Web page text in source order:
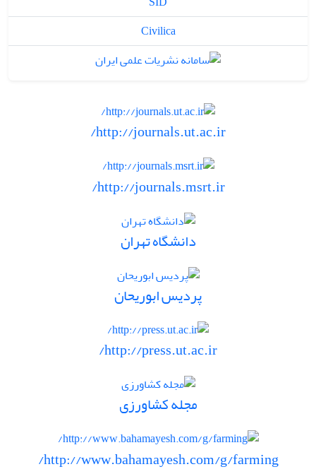
Civilica
http://journals.ut.ac.ir/
http://journals.msrt.ir/
دانشگاه تهران
پردیس ابوریحان
http://press.ut.ac.ir/
مجله کشاورزی
http://www.bahamayesh.com/g/farming/